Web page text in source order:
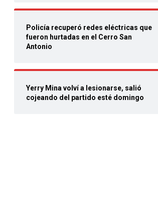
Policía recuperó redes eléctricas que
fueron hurtadas en el Cerro San
Antonio
Yerry Mina volví a lesionarse, salió
cojeando del partido esté domingo